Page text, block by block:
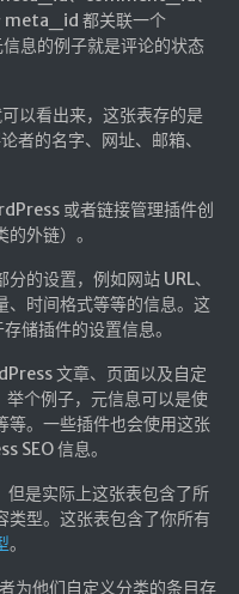
都关联一个
息的例子就是评论的状态
以看出来，这张表存的是
者的名字、网址、邮箱、
或者链接管理插件创
外链）。
的设置，例如网站 URL、
、时间格式等等的信息。这
储插件的设置信息。
文章、页面以及自定
个例子，元信息可以是使
等。一些插件也会使用这张
SEO 信息。
但是实际上这张表包含了所
类型。这张表包含了你所有
。
为他们自定义分类的条目存